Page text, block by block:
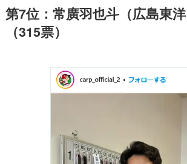
第7位：常廣羽也斗（広島東洋
（315票）